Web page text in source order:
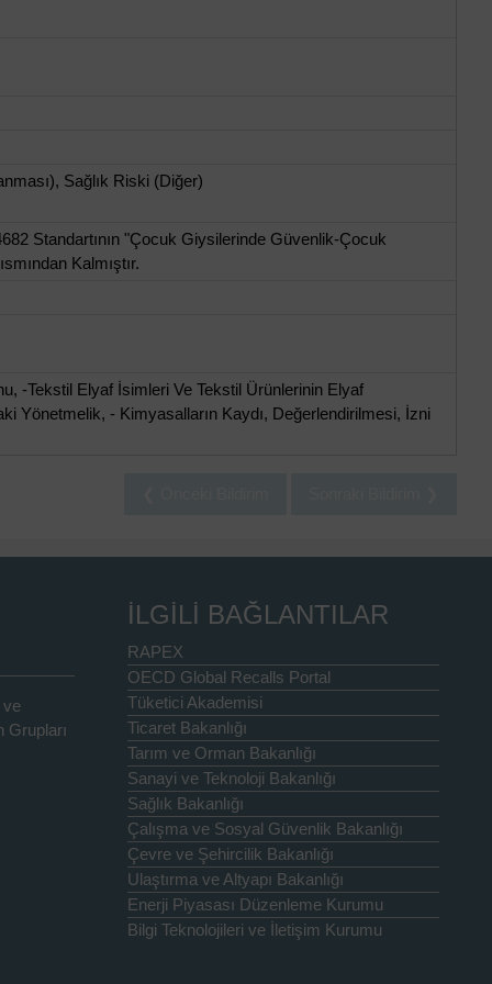
Sağlık Riski (Diğer)
Standartının "Çocuk Giysilerinde Güvenlik-Çocuk
Kalmıştır.
-Tekstil Elyaf İsimleri Ve Tekstil Ürünlerinin Elyaf
Yönetmelik, - Kimyasalların Kaydı, Değerlendirilmesi, İzni
ve
Grupları
İLGİLİ BAĞLANTILAR
RAPEX
OECD Global Recalls Portal
Tüketici Akademisi
Ticaret Bakanlığı
Tarım ve Orman Bakanlığı
Sanayi ve Teknoloji Bakanlığı
Sağlık Bakanlığı
Çalışma ve Sosyal Güvenlik Bakanlığı
Çevre ve Şehircilik Bakanlığı
Ulaştırma ve Altyapı Bakanlığı
Enerji Piyasası Düzenleme Kurumu
Bilgi Teknolojileri ve İletişim Kurumu